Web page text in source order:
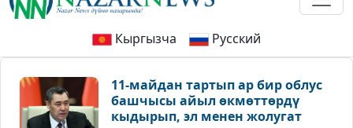
Кыргызча Русский
11-майдан тартып ар бир облус
башчысы айыл өкмөттөрдү
кыдырып, эл менен жолугат